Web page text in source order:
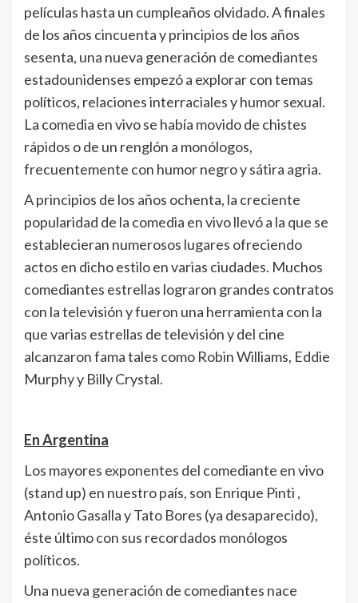
películas hasta un cumpleaños olvidado. A finales
de los años cincuenta y principios de los años
sesenta, una nueva generación de comediantes
estadounidenses empezó a explorar con temas
políticos, relaciones interraciales y humor sexual.
La comedia en vivo se había movido de chistes
rápidos o de un renglón a monólogos,
frecuentemente con humor negro y sátira agria.
A principios de los años ochenta, la creciente
popularidad de la comedia en vivo llevó a la que se
establecieran numerosos lugares ofreciendo
actos en dicho estilo en varias ciudades. Muchos
comediantes estrellas lograron grandes contratos
con la televisión y fueron una herramienta con la
que varias estrellas de televisión y del cine
alcanzaron fama tales como Robin Williams, Eddie
Murphy y Billy Crystal.
En Argentina
Los mayores exponentes del comediante en vivo
(stand up) en nuestro país, son Enrique Pinti ,
Antonio Gasalla y Tato Bores (ya desaparecido),
éste último con sus recordados monólogos
políticos.
Una nueva generación de comediantes nace